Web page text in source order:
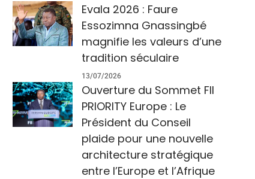
Evala 2026 : Faure
Essozimna Gnassingbé
magnifie les valeurs d’une
tradition séculaire
13/07/2026
Ouverture du Sommet FII
PRIORITY Europe : Le
Président du Conseil
plaide pour une nouvelle
architecture stratégique
entre l’Europe et l’Afrique